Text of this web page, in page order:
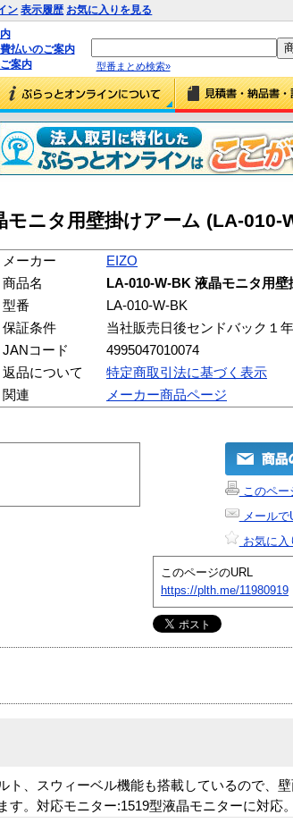
ン 表示履歴 お気に入りを見る
払いのご案内
案内
型番まとめ検索»
モニタ用壁掛けアーム (LA-010-
メーカー
EIZO
商品名
LA-010-W-BK 液晶モニタ用壁
型番
LA-010-W-BK
保証条件
当社販売日後センドバック１
JANコード
4995047010074
返品について
特定商取引法に基づく表示
関連
メーカー商品ページ
このペー
メールで
お気に入
このページのURL
https://plth.me/11980919
ト、スウィーベル機能も搭載しているので、
。対応モニター:1519型液晶モニターに対応。